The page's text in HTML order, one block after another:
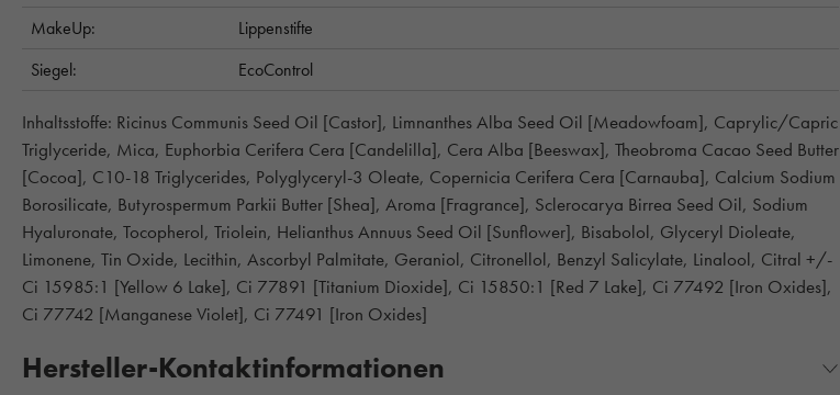
MakeUp:
Lippenstifte
Siegel:
EcoControl
Inhaltsstoffe: Ricinus Communis Seed Oil [Castor], Limnanthes Alba Seed Oil [Meadowfoam], Caprylic/Capric
Triglyceride, Mica, Euphorbia Cerifera Cera [Candelilla], Cera Alba [Beeswax], Theobroma Cacao Seed Butter
[Cocoa], C10-18 Triglycerides, Polyglyceryl-3 Oleate, Copernicia Cerifera Cera [Carnauba], Calcium Sodium
Borosilicate, Butyrospermum Parkii Butter [Shea], Aroma [Fragrance], Sclerocarya Birrea Seed Oil, Sodium
Hyaluronate, Tocopherol, Triolein, Helianthus Annuus Seed Oil [Sunflower], Bisabolol, Glyceryl Dioleate,
Limonene, Tin Oxide, Lecithin, Ascorbyl Palmitate, Geraniol, Citronellol, Benzyl Salicylate, Linalool, Citral +/-
Ci 15985:1 [Yellow 6 Lake], Ci 77891 [Titanium Dioxide], Ci 15850:1 [Red 7 Lake], Ci 77492 [Iron Oxides],
Ci 77742 [Manganese Violet], Ci 77491 [Iron Oxides]
Hersteller-Kontaktinformationen